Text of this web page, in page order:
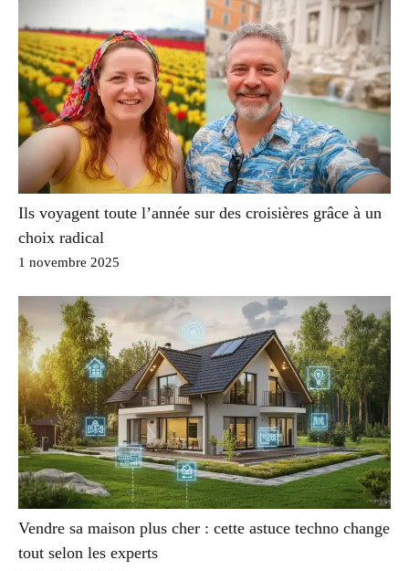
Ils voyagent toute l’année sur des croisières grâce à un
choix radical
1 novembre 2025
Vendre sa maison plus cher : cette astuce techno change
tout selon les experts